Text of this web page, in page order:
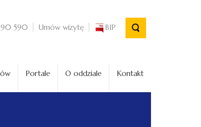
590 Umów wizytę BIP
Portale O oddziale Kontakt